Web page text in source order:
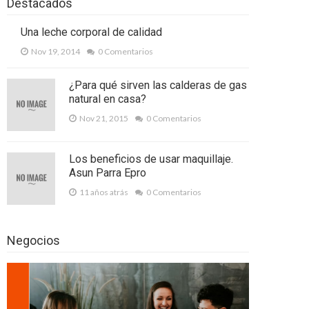
Destacados
Una leche corporal de calidad
Nov 19, 2014 0 Comentarios
¿Para qué sirven las calderas de gas
natural en casa?
Nov 21, 2015 0 Comentarios
Los beneficios de usar maquillaje.
Asun Parra Epro
11 años atrás 0 Comentarios
Negocios